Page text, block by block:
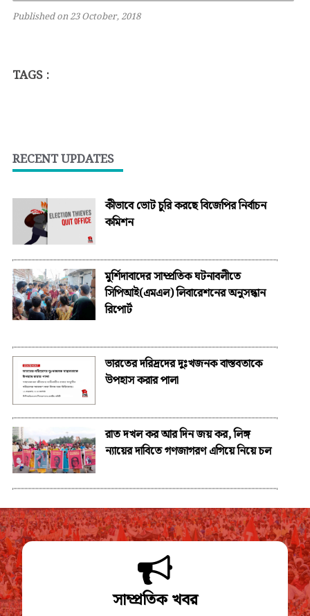
Published on 23 October, 2018
TAGS :
RECENT UPDATES
কীভাবে ভোট চুরি করছে বিজেপির নির্বাচন
কমিশন
মুর্শিদাবাদের সাম্প্রতিক ঘটনাবলীতে
সিপিআই(এমএল) লিবারেশনের অনুসন্ধান
রিপোর্ট
ভারতের দরিদ্রদের দুঃখজনক বাস্তবতাকে
উপহাস করার পালা
রাত দখল কর আর দিন জয় কর, লিঙ্গ
ন্যায়ের দাবিতে গণজাগরণ এগিয়ে নিয়ে চল
সাম্প্রতিক খবর